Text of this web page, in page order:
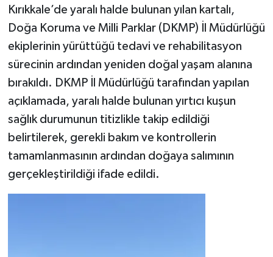
Kırıkkale’de yaralı halde bulunan yılan kartalı,
Doğa Koruma ve Milli Parklar (DKMP) İl Müdürlüğü
ekiplerinin yürüttüğü tedavi ve rehabilitasyon
sürecinin ardından yeniden doğal yaşam alanına
bırakıldı. DKMP İl Müdürlüğü tarafından yapılan
açıklamada, yaralı halde bulunan yırtıcı kuşun
sağlık durumunun titizlikle takip edildiği
belirtilerek, gerekli bakım ve kontrollerin
tamamlanmasının ardından doğaya salımının
gerçekleştirildiği ifade edildi.